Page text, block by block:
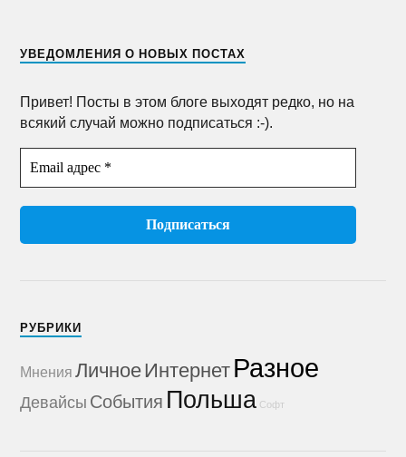
УВЕДОМЛЕНИЯ О НОВЫХ ПОСТАХ
Привет! Посты в этом блоге выходят редко, но на
всякий случай можно подписаться :-).
РУБРИКИ
Мнения ЛичноеИнтернетРазное
Девайсы События Польша Софт